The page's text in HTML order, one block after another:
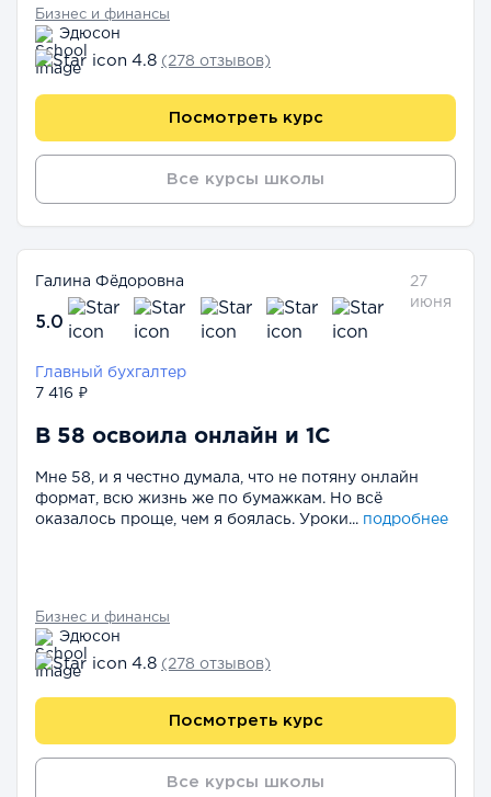
Бизнес и финансы
Эдюсон
4.8 (278 отзывов)
Посмотреть курс
Все курсы школы
Галина Фёдоровна
5.0
27
июня
Главный бухгалтер
7 416 ₽
В 58 освоила онлайн и 1С
Мне 58, и я честно думала, что не потяну онлайн
формат, всю жизнь же по бумажкам. Но всё
оказалось проще, чем я боялась. Уроки... подробнее
Бизнес и финансы
Эдюсон
4.8 (278 отзывов)
Посмотреть курс
Все курсы школы